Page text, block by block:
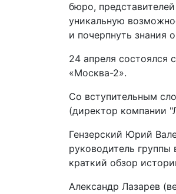
бюро,
уникальную
и почерпнуть знания
24 апреля состоялся
«Москва-2».
Со вступительным
(директор компании
Гензерский Юрий
руководитель
краткий обзор
Александр Лазарев